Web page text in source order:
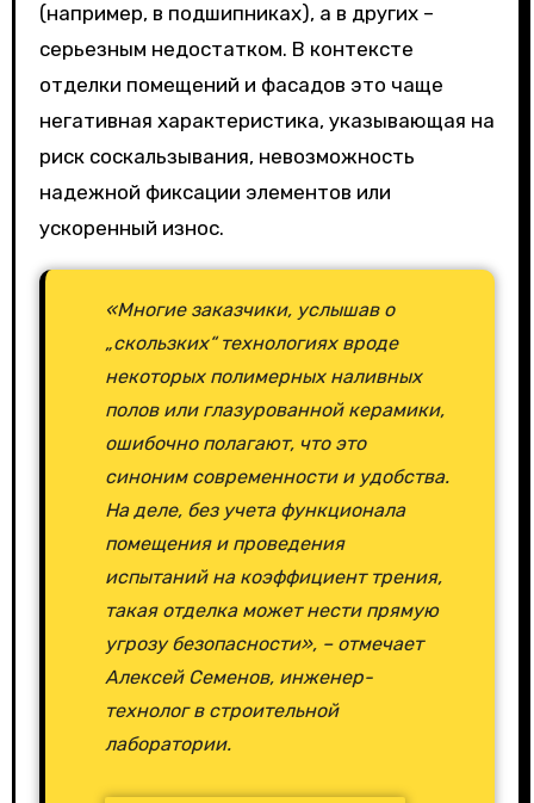
(например, в подшипниках), а в других –
серьезным недостатком. В контексте
отделки помещений и фасадов это чаще
негативная характеристика, указывающая на
риск соскальзывания, невозможность
надежной фиксации элементов или
ускоренный износ.
«Многие заказчики, услышав о
„скользких“ технологиях вроде
некоторых полимерных наливных
полов или глазурованной керамики,
ошибочно полагают, что это
синоним современности и удобства.
На деле, без учета функционала
помещения и проведения
испытаний на коэффициент трения,
такая отделка может нести прямую
угрозу безопасности», – отмечает
Алексей Семенов, инженер-
технолог в строительной
лаборатории.